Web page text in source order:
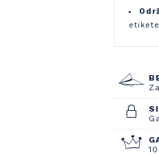
etikete